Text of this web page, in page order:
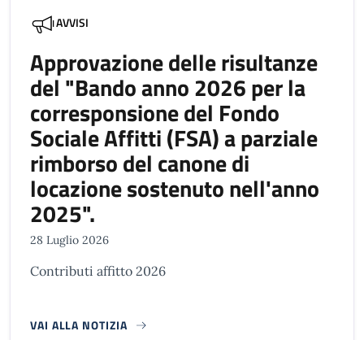
AVVISI
Approvazione delle risultanze
del "Bando anno 2026 per la
corresponsione del Fondo
Sociale Affitti (FSA) a parziale
rimborso del canone di
locazione sostenuto nell'anno
2025".
28 Luglio 2026
Contributi affitto 2026
VAI ALLA NOTIZIA